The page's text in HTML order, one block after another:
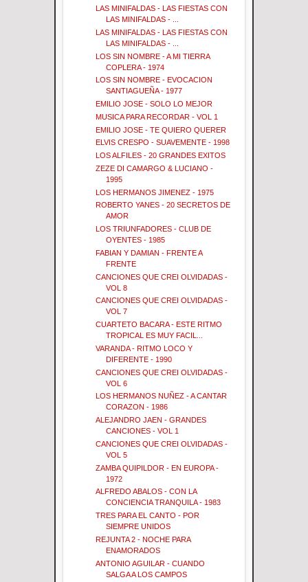
LAS MINIFALDAS - LAS FIESTAS CON
LAS MINIFALDAS - ...
LAS MINIFALDAS - LAS FIESTAS CON
LAS MINIFALDAS - ...
LOS SIN NOMBRE - A MI TIERRA
COPLERA - 1974
LOS SIN NOMBRE - EVOCACION
SANTIAGUEÑA - 1977
EMILIO JOSE - SOLO LO MEJOR
MUSICA PARA RECORDAR - VOL 1
EMILIO JOSE - TE QUIERO QUERER
ELVIS CRESPO - SUAVEMENTE - 1998
LOS ALFILES - 20 GRANDES EXITOS
ZEZE DI CAMARGO & LUCIANO -
1995
LOS HERMANOS JIMENEZ - 1975
ROBERTO YANES - 20 SECRETOS DE
AMOR
LOS TRIUNFADORES - CLUB DE
OYENTES - 1985
FABIAN Y DAMIAN - FRENTE A
FRENTE
CANCIONES QUE CREI OLVIDADAS -
VOL 8
CANCIONES QUE CREI OLVIDADAS -
VOL 7
CUARTETO BACARA - ESTE RITMO
TROPICAL ES MUY FACIL...
VARANDA - RITMO LOCO Y
DIFERENTE - 1990
CANCIONES QUE CREI OLVIDADAS -
VOL 6
LOS HERMANOS NUÑEZ - A CANTAR
CORAZON - 1986
ALEJANDRO JAEN - GRANDES
CANCIONES - VOL 1
CANCIONES QUE CREI OLVIDADAS -
VOL 5
ZAMBA QUIPILDOR - EN EUROPA -
1972
ALFREDO ABALOS - CON LA
CONCIENCIA TRANQUILA - 1983
TRES PARA EL CANTO - POR
SIEMPRE UNIDOS
REJUNTA 2 - NOCHE PARA
ENAMORADOS
ANTONIO AGUILAR - CUANDO
SALGA A LOS CAMPOS